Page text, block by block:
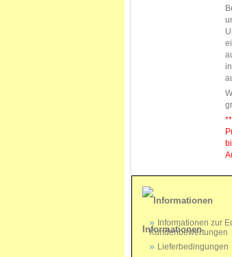
Informationen
Informationen zur
Kundenbewertungen
Lieferbedingungen